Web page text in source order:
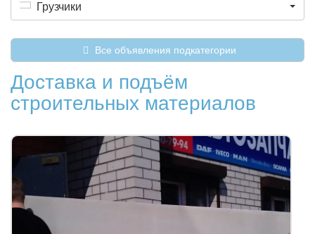
Грузчики
Все объявления подкатегории
Доставка и подъём
строительных материалов